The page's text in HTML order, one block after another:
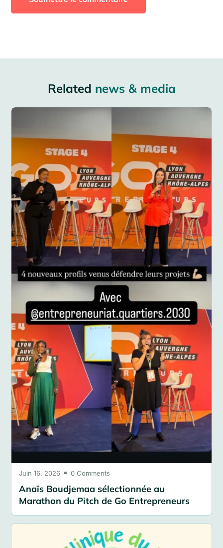
Related news & media
Juin 16, 2026 0 Comments
Anaïs Boudjemaa sélectionnée au
Marathon du Pitch de Go Entrepreneurs